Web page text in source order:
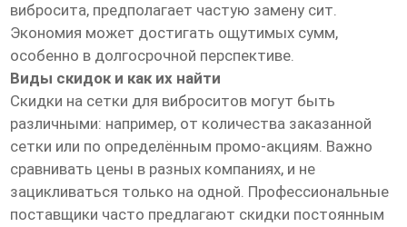
вибросита, предполагает частую замену сит.
Экономия может достигать ощутимых сумм,
особенно в долгосрочной перспективе.
Виды скидок и как их найти
Скидки на сетки для виброситов могут быть
различными: например, от количества заказанной
сетки или по определённым промо-акциям. Важно
сравнивать цены в разных компаниях, и не
зацикливаться только на одной. Профессиональные
поставщики часто предлагают скидки постоянным